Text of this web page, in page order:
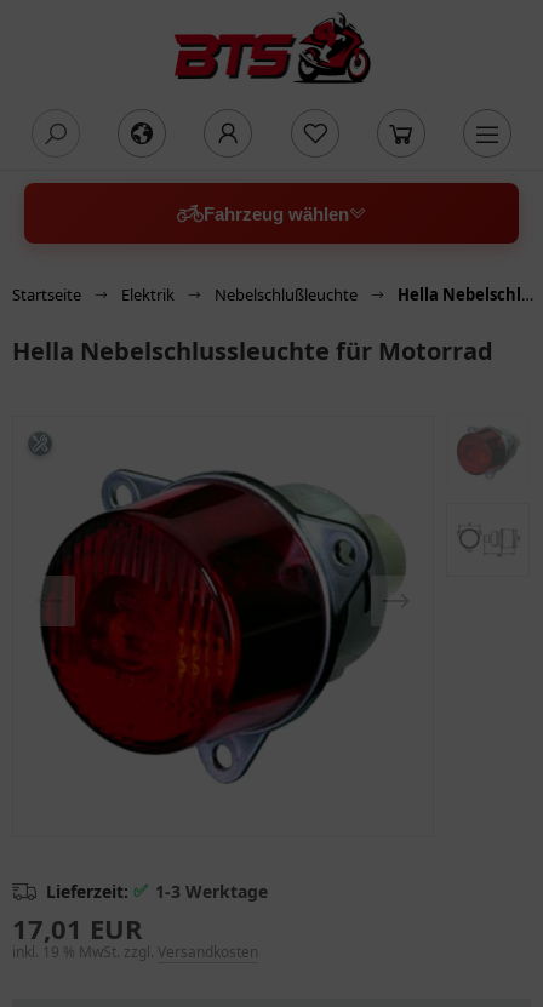
Fahrzeug wählen
Startseite Elektrik Nebelschlußleuchte Hella Nebelschlussleuchte für Motorrad
Hella Nebelschlussleuchte für Motorrad
Lieferzeit: ✅ 1-3 Werktage
17,01 EUR
inkl. 19 % MwSt. zzgl. Versandkosten